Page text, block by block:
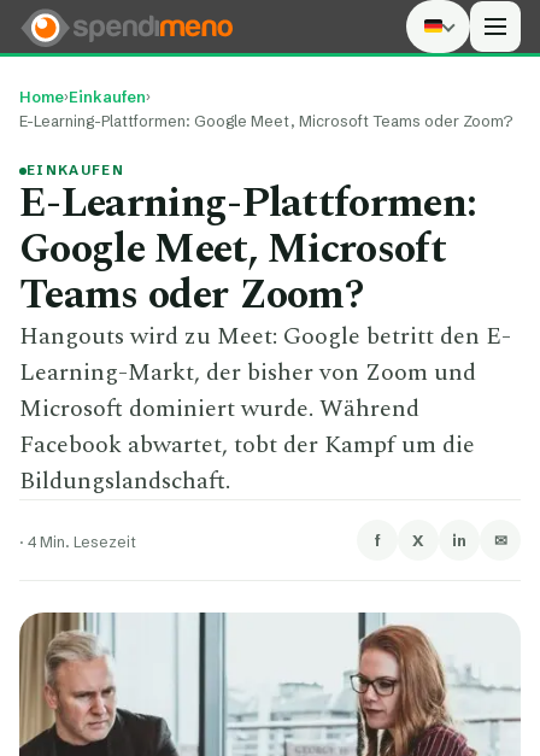
Home›Einkaufen›
E-Learning-Plattformen: Google Meet, Microsoft Teams oder Zoom?
EINKAUFEN
E-Learning-Plattformen:
Google Meet, Microsoft
Teams oder Zoom?
Hangouts wird zu Meet: Google betritt den E-
Learning-Markt, der bisher von Zoom und
Microsoft dominiert wurde. Während
Facebook abwartet, tobt der Kampf um die
Bildungslandschaft.
· 4 Min. Lesezeit f X in ✉